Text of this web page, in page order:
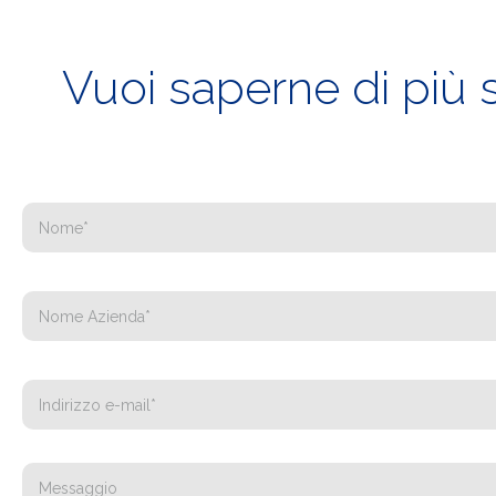
Vuoi saperne di più